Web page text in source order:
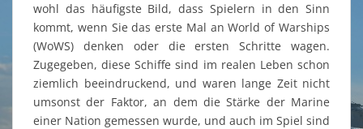
wohl das häufigste Bild, dass Spielern in den Sinn
kommt, wenn Sie das erste Mal an World of Warships
(WoWS) denken oder die ersten Schritte wagen.
Zugegeben, diese Schiffe sind im realen Leben schon
ziemlich beeindruckend, und waren lange Zeit nicht
umsonst der Faktor, an dem die Stärke der Marine
einer Nation gemessen wurde, und auch im Spiel sind